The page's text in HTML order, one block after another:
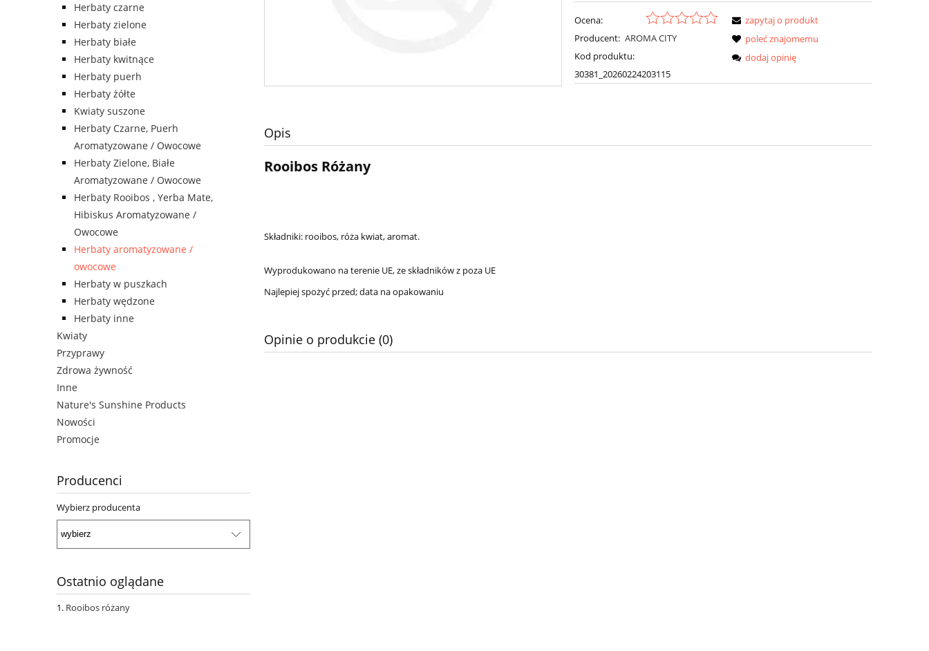
Herbaty czarne
Herbaty zielone
Herbaty białe
Herbaty kwitnące
Herbaty puerh
Herbaty żółte
Kwiaty suszone
Herbaty Czarne, Puerh
Aromatyzowane / Owocowe
Herbaty Zielone, Białe
Aromatyzowane / Owocowe
Herbaty Rooibos , Yerba Mate,
Hibiskus Aromatyzowane /
Owocowe
Herbaty aromatyzowane /
owocowe
Herbaty w puszkach
Herbaty wędzone
Herbaty inne
Kwiaty
Przyprawy
Zdrowa żywność
Inne
Nature's Sunshine Products
Nowości
Promocje
Producenci
Wybierz producenta
Ostatnio oglądane
Rooibos różany
Ocena:
Producent: AROMA CITY
Kod produktu:
30381_20260224203115
zapytaj o produkt
poleć znajomemu
dodaj opinię
Opis
Rooibos Różany
Składniki: rooibos, róża kwiat, aromat.
Wyprodukowano na terenie UE, ze składników z poza UE
Najlepiej spożyć przed; data na opakowaniu
Opinie o produkcie (0)